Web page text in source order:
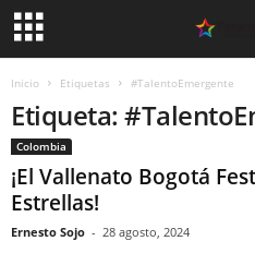
Inicio Etiquetas #TalentoEmergente
Etiqueta:
Colombia
¡El Vallenato Bogotá
Estrellas!
Ernesto Sojo - 28 agosto, 2024